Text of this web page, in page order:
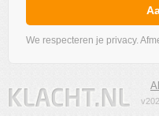
We respecteren je privacy.